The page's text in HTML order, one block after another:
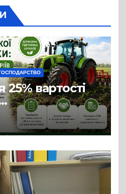
вартості
що
аграріїв